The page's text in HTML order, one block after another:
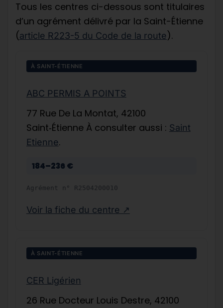
Tous les centres ci-dessous sont titulaires
d’un agrément délivré par la Saint-Étienne
(article R223-5 du Code de la route).
À SAINT-ÉTIENNE
ABC PERMIS A POINTS
77 Rue De La Montat, 42100
Saint‑Étienne À consulter aussi : Saint
Etienne.
184–236 €
Agrément n° R2504200010
Voir la fiche du centre ↗
À SAINT-ÉTIENNE
CER Ligérien
26 Rue Docteur Louis Destre, 42100